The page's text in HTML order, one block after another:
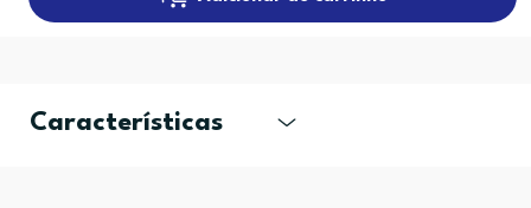
Características